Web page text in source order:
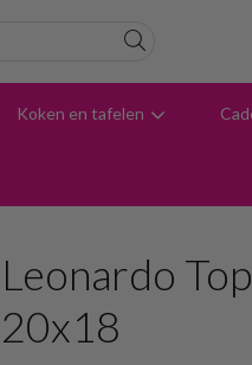
Koken en tafelen
Leonardo
20x18